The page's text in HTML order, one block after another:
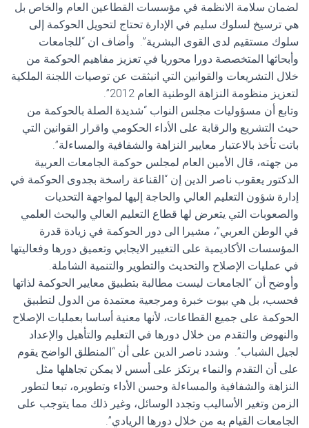
لضمان سلامة الانظمة في مؤسسات القطاعين العام والخاص بل
هي ترسيخ لسلوك سليم في الإدارة تحتاج لتحويل الحوكمة إلى
سلوك مستقيم لدى القوى البشرية”. وأضاف ان “للجامعات
وأبحاثها المتخصصة دورا محوريا في تعزيز مفاهيم الحوكمة من
خلال التشريعات والقوانين التي انبثقت عن توصيات اللجنة الملكية
لتعزيز منظومة النزاهة الوطنية العام 2012”.
وتابع أن مسؤوليات مجلس النواب “شديدة الصلة بالحوكمة من
حيث التشريع والرقابة على الأداء الحكومي واقرار القوانين التي
باتت تأخذ بالاعتبار معايير النزاهة والشفافية والمساءلة”.
من جهته، قال الأمين العام لمجلس حوكمة الجامعات العربية
الدكتور يعقوب ناصر الدين إن “القناعة راسخة بجدوى الحوكمة في
إدارة شؤون التعليم العالي والحاجة إليها لمواجهة التحديات
والصعوبات التي يتعرض لها قطاع التعليم العالي والبحث العلمي
في الوطن العربي”، مشيرا الى دور الحوكمة في زيادة قدرة
المؤسسات الأكاديمية على التغيير الايجابي وتعميق دورها وفعاليتها
في عمليات الإصلاح والتحديث والتطوير والتنمية الشاملة.
وأوضح أن “الجامعات ليست مطالبة بتطبيق معايير الحوكمة لذاتها
فحسب، بل هي بيوت خبرة ومرجعية معتمدة من الدول لتطبيق
الحوكمة على جميع القطاعات، لأنها معنية أساسا بعمليات الإصلاح
والنهوض والتقدم من خلال دورها في التعليم والتأهيل والإعداد
لجيل الشباب”. وشدد ناصر الدين على أن “المنطلق الواضح يقوم
على أن التقدم والنماء يرتكز على أسس لا يمكن تجاهلها مثل
النزاهة والشفافية والمساءلة وحسن الأداء وتطويره، تبعا لتطور
الزمن وتغير الأساليب وتجدد الوسائل، وغير ذلك مما يتوجب على
الجامعات القيام به من خلال دورها الريادي”.